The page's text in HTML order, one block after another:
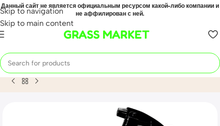
Skip to navigation
Skip to main content
Данный сайт не является официальным ресурсом какой-либо компании и
не аффилирован с ней.
GRASS MARKET
Home Mahsulot Очиститель салона «Universal Cleaner“